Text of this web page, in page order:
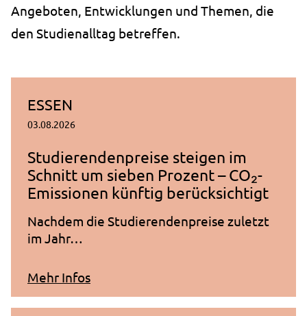
Angeboten, Entwicklungen und Themen, die
den Studienalltag betreffen.
ESSEN
03.08.2026
Studierendenpreise steigen im
Schnitt um sieben Prozent – CO₂-
Emissionen künftig berücksichtigt
Nachdem die Studierendenpreise zuletzt
im Jahr…
Mehr Infoszum Artikel "Studierendenpreise
Zweck:
Speichert die Cookie-Einstellungen.
STATISTIK
Diese Informationen helfen uns zu verstehen, wie
unsere Besucher unsere Website nutzen.
Name:
Anbieter: